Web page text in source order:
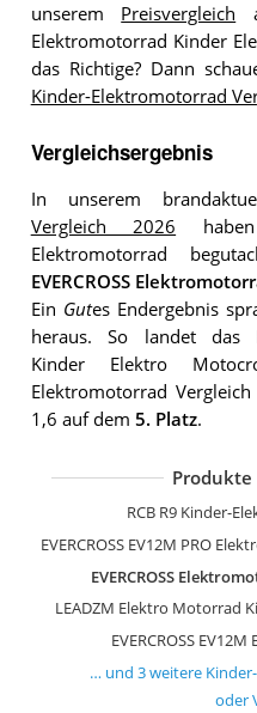
unserem Preisvergleich
Elektromotorrad Kinder
das Richtige? Dann
Kinder-Elektromotorrad
Vergleichsergebnis
In unserem
Vergleich 2026
Elektromotorrad
EVERCROSS
Ein Gutes Endergebnis
heraus. So landet das
Kinder Elektro
Elektromotorrad
1,6 auf dem 5. Platz.
Produkte
RCB R9 Kinder-
EVERCROSS EV12M PRO
EVERCROSS
… und 3weitere
oder